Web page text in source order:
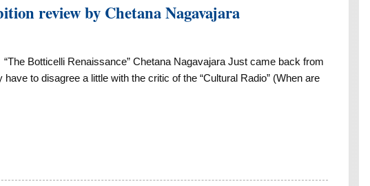
review by Chetana Nagavajara
“The Botticelli Renaissance” Chetana Nagavajara Just came back from
to disagree a little with the critic of the “Cultural Radio” (When are